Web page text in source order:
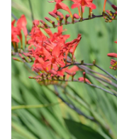
Bodenverbesserung
SONSTIGE PRODUKTE
Beratung